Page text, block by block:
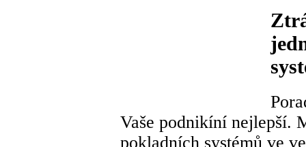
Vaše podnikíní nejlepší.
pokladních systémů ve